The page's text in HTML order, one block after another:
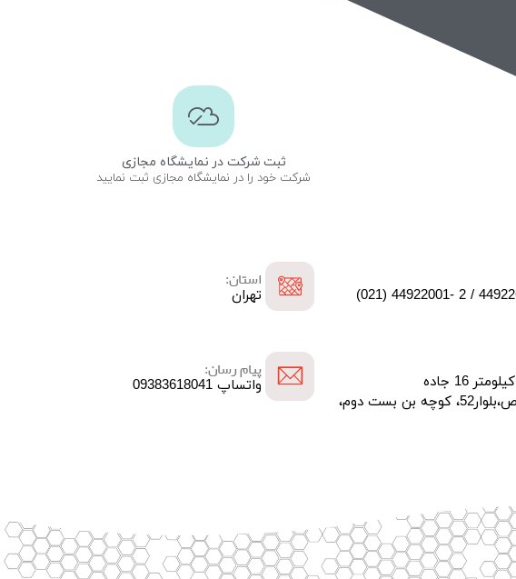
ثبت شرکت در نمایشگاه مجازی
شرکت خود را در نمایشگاه مجازی ثبت نمایید
استان:
تهران
تهران، کیلومتر 16 جاده
مخصوص،بلوار52، کوچه بن بست دوم،
پیام رسان:
واتساپ 09383618041